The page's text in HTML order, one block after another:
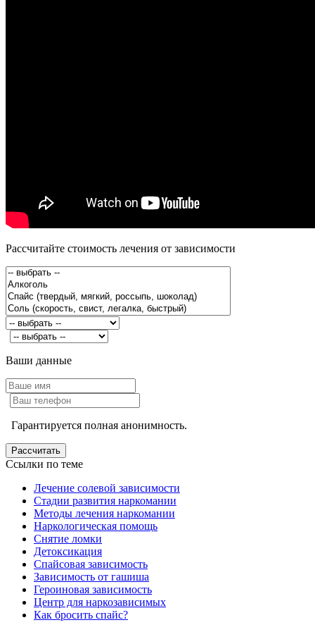
Рассчитайте стоимость лечения от зависимости
Ваши данные
Гарантируется полная анонимность.
Ссылки по теме
Лечение солевой зависимости
Стадии развития наркомании
Методы лечения наркомании
Наркологическая помощь
Снятие ломки
Детоксикация
Спайсовая зависимость
Зависимость от гашиша
Героиновая зависимость
Центр для наркозависимых
Как бросить спайс?